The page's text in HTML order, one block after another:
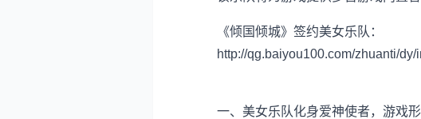
《倾国倾城》签约美女乐队：
http://qg.baiyou100.com/zhuanti/dy/
一、美女乐队化身爱神使者，游戏形